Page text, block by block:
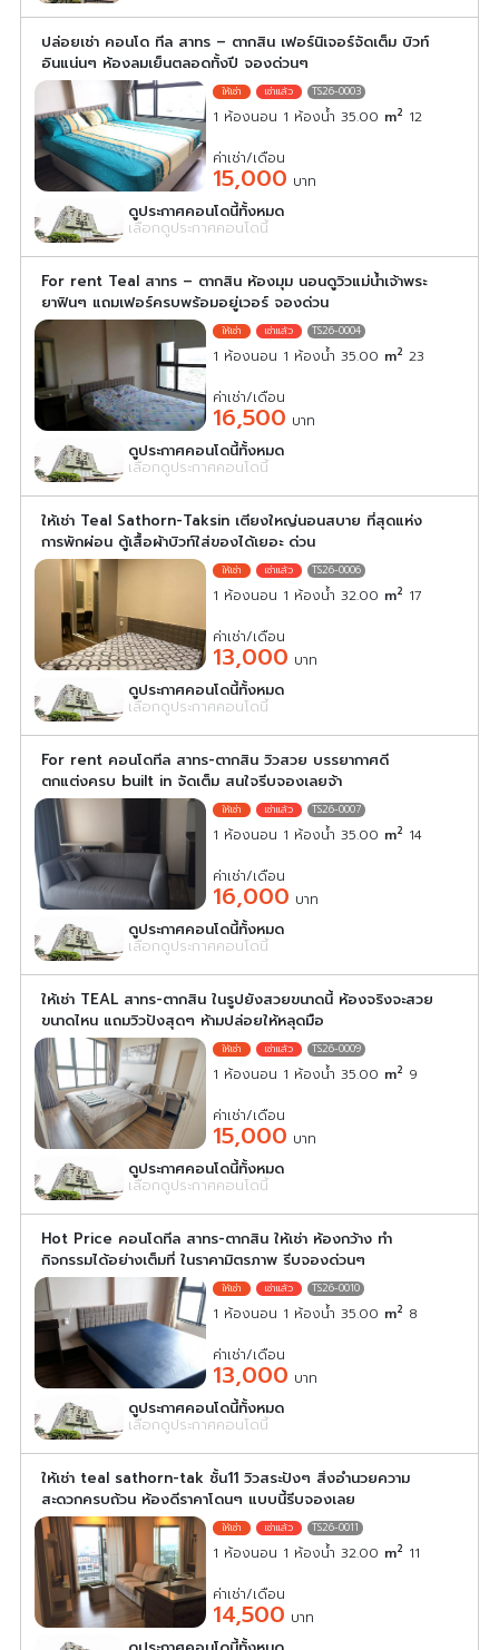
ปล่อยเช่า คอนโด ทีล สาทร – ตากสิน เฟอร์นิเจอร์จัดเต็ม บิวท์
อินแน่นๆ ห้องลมเย็นตลอดทั้งปี จองด่วนๆ
TS26-0003
1 ห้องนอน 1 ห้องน้ำ 35.00 m2 12
ค่าเช่า/เดือน
15,000 บาท
ดูประกาศคอนโดนี้ทั้งหมด
เลือกดูประกาศคอนโดนี้
For rent Teal สาทร – ตากสิน ห้องมุม นอนดูวิวแม่น้ำเจ้าพระ
ยาฟินๆ แถมเฟอร์ครบพร้อมอยู่เวอร์ จองด่วน
TS26-0004
1 ห้องนอน 1 ห้องน้ำ 35.00 m2 23
ค่าเช่า/เดือน
16,500 บาท
ดูประกาศคอนโดนี้ทั้งหมด
เลือกดูประกาศคอนโดนี้
ให้เช่า Teal Sathorn-Taksin เตียงใหญ่นอนสบาย ที่สุดแห่ง
การพักผ่อน ตู้เสื้อผ้าบิวท์ใส่ของได้เยอะ ด่วน
TS26-0006
1 ห้องนอน 1 ห้องน้ำ 32.00 m2 17
ค่าเช่า/เดือน
13,000 บาท
ดูประกาศคอนโดนี้ทั้งหมด
เลือกดูประกาศคอนโดนี้
For rent คอนโดทีล สาทร-ตากสิน วิวสวย บรรยากาศดี
ตกแต่งครบ built in จัดเต็ม สนใจรีบจองเลยจ้า
TS26-0007
1 ห้องนอน 1 ห้องน้ำ 35.00 m2 14
ค่าเช่า/เดือน
16,000 บาท
ดูประกาศคอนโดนี้ทั้งหมด
เลือกดูประกาศคอนโดนี้
ให้เช่า TEAL สาทร-ตากสิน ในรูปยังสวยขนาดนี้ ห้องจริงจะสวย
ขนาดไหน แถมวิวปังสุดๆ ห้ามปล่อยให้หลุดมือ
TS26-0009
1 ห้องนอน 1 ห้องน้ำ 35.00 m2 9
ค่าเช่า/เดือน
15,000 บาท
ดูประกาศคอนโดนี้ทั้งหมด
เลือกดูประกาศคอนโดนี้
Hot Price คอนโดทีล สาทร-ตากสิน ให้เช่า ห้องกว้าง ทำ
กิจกรรมได้อย่างเต็มที่ ในราคามิตรภาพ รีบจองด่วนๆ
TS26-0010
1 ห้องนอน 1 ห้องน้ำ 35.00 m2 8
ค่าเช่า/เดือน
13,000 บาท
ดูประกาศคอนโดนี้ทั้งหมด
เลือกดูประกาศคอนโดนี้
ให้เช่า teal sathorn-tak ชั้น11 วิวสระปังๆ สิ่งอำนวยความ
สะดวกครบถ้วน ห้องดีราคาโดนๆ แบบนี้รีบจองเลย
TS26-0011
1 ห้องนอน 1 ห้องน้ำ 32.00 m2 11
ค่าเช่า/เดือน
14,500 บาท